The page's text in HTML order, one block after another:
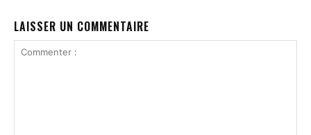
LAISSER UN COMMENTAIRE